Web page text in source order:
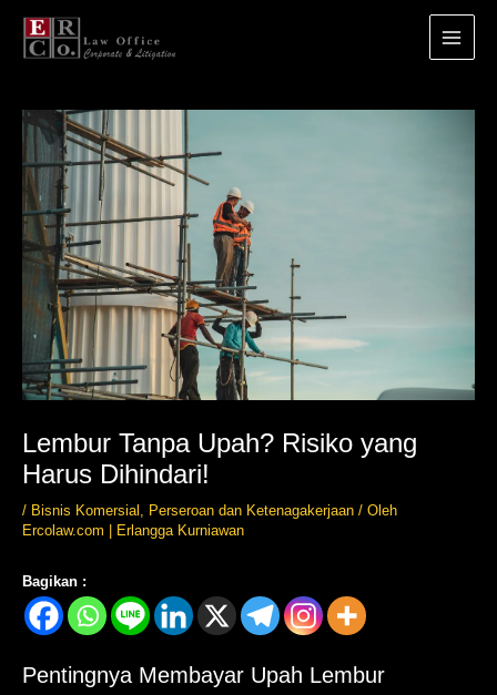
konten
Main
Menu
Lembur Tanpa Upah? Risiko yang
Harus Dihindari!
/ Bisnis Komersial , Perseroan dan Ketenagakerjaan / Oleh
Ercolaw.com | Erlangga Kurniawan
Bagikan :
Pentingnya Membayar Upah Lembur